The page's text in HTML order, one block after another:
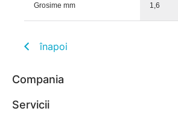
Grosime mm 1,6
înapoi
Compania
Servicii